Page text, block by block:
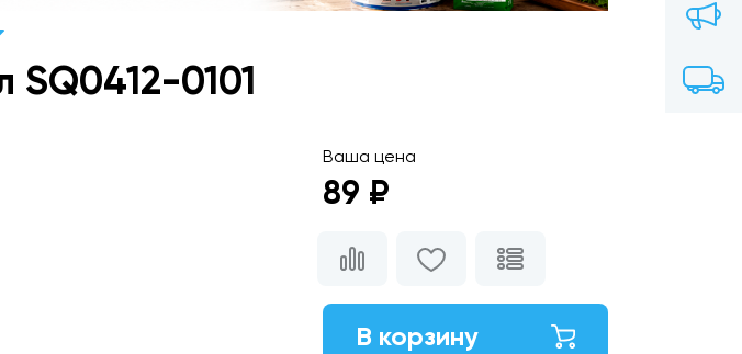
0101
Ваша цена
89 ₽
В корзину